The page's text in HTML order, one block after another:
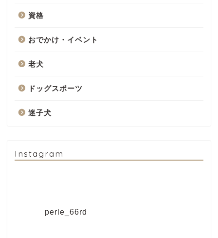
資格
おでかけ・イベント
老犬
ドッグスポーツ
迷子犬
Instagram
perle_66rd